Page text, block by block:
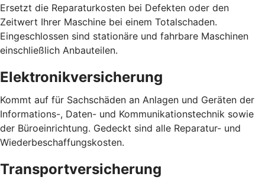
Ersetzt die Reparaturkosten bei Defekten oder den
Zeitwert Ihrer Maschine bei einem Totalschaden.
Eingeschlossen sind stationäre und fahrbare Maschinen
einschließlich Anbauteilen.
Elektronikversicherung
Kommt auf für Sachschäden an Anlagen und Geräten der
Informations-, Daten- und Kommunikationstechnik sowie
der Büroeinrichtung. Gedeckt sind alle Reparatur- und
Wiederbeschaffungskosten.
Transportversicherung